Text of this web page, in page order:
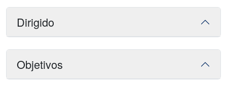
Dirigido
Objetivos